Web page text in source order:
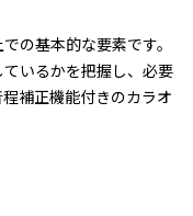
の基本的な要素です。
いるかを把握し、必要
補正機能付きのカラオ